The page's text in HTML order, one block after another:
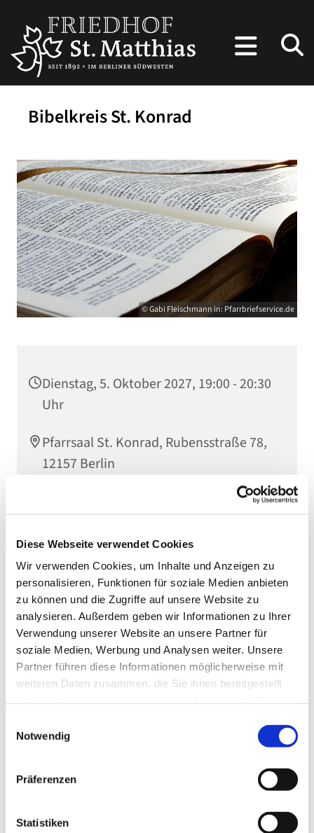
Diese Webseite verwendet Cookies
Wir verwenden Cookies, um Inhalte und Anzeigen zu
personalisieren, Funktionen für soziale Medien anbieten
zu können und die Zugriffe auf unsere Website zu
analysieren. Außerdem geben wir Informationen zu Ihrer
Verwendung unserer Website an unsere Partner für
soziale Medien, Werbung und Analysen weiter. Unsere
Partner führen diese Informationen möglicherweise mit
weiteren Daten zusammen, die Sie ihnen bereitgestellt
Notwendig
Präferenzen
Statistiken
Bibelkreis St. Konrad
© Gabi Fleischmann in: Pfarrbriefservice.de
Dienstag, 5. Oktober 2027, 19:00 - 20:30
Uhr
Pfarrsaal St. Konrad, Rubensstraße 78,
12157 Berlin